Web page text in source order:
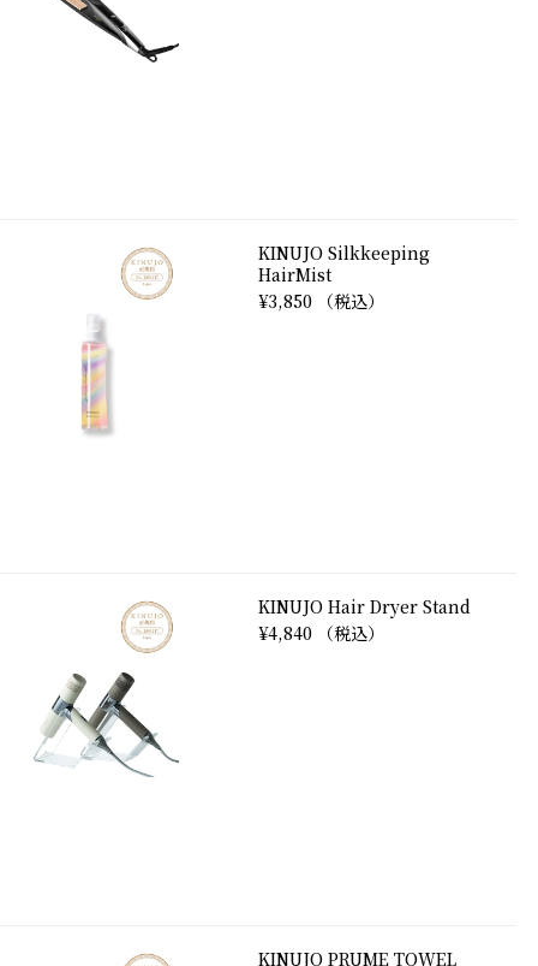
KINUJO Silkkeeping
HairMist
¥3,850 （税込）
KINUJO Hair Dryer Stand
¥4,840 （税込）
KINUJO PRUME TOWEL